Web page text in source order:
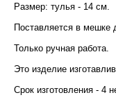
Размер: тулья - 14 см.
Поставляется в мешке
Только ручная работа.
Это изделие
Срок изготовления - 4